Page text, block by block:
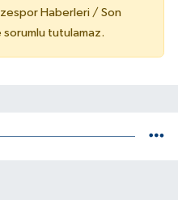
Haberleri / Son
sorumlu tutulamaz.